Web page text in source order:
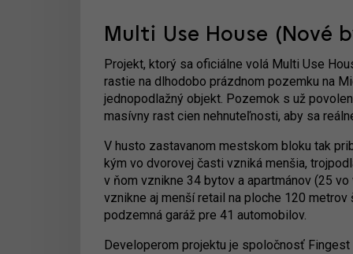
Multi Use House (Nové
Projekt, ktorý sa oficiálne volá Multi Use
rastie na dlhodobo prázdnom pozemku na
jednopodlažný objekt. Pozemok s už
masívny rast cien nehnuteľnosti, aby sa
V husto zastavanom mestskom bloku tak
kým vo dvorovej časti vzniká menšia,
v ňom vznikne 34 bytov a apartmánov (25
vznikne aj menší retail na ploche 120
podzemná garáž pre 41 automobilov.
Developerom projektu je spoločnosť